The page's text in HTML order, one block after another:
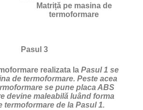
Matriță pe masina de
termoformare
Pasul 3
realizata la Pasul 1 se
de termoformare. Peste acea
se pune placa ABS
devine maleabilă luând forma
termoformare de la Pasul 1.